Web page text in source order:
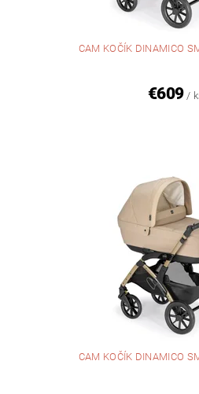
CAM KOČÍK DINAMICO
€609 /
CAM KOČÍK DINAMICO